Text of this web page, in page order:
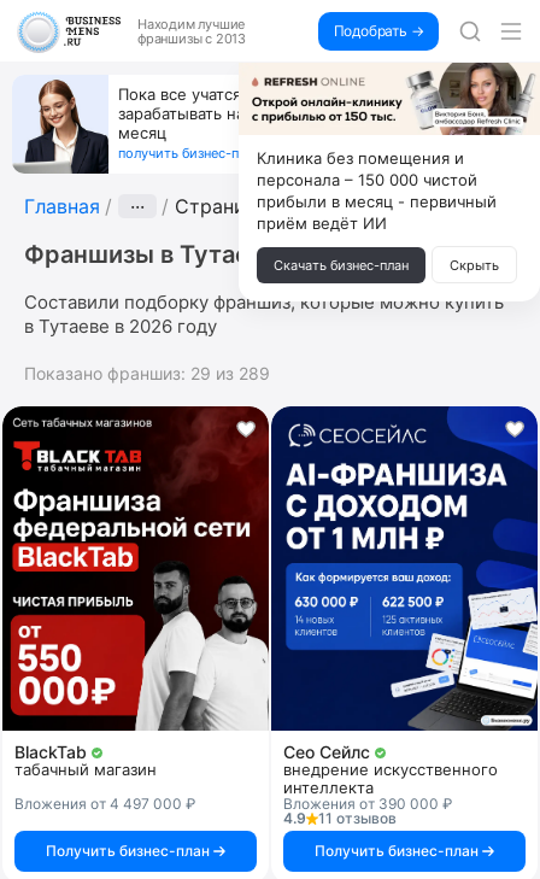
Находим лучшие
франшизы с 2013
Подобрать →
Пока все учатся пользоваться ИИ, вы можете
зарабатывать на их обучении по 500 тыс. каждый
месяц
получить бизнес-план ↓
Главная ··· Страница 2
Франшизы в Тутаеве
Составили подборку франшиз, которые можно купить
в Тутаеве в 2026 году
Показано франшиз: 29 из 289
BlackTab
табачный магазин
Вложения от 4 497 000 ₽
Получить бизнес-план
Сео Сейлс
внедрение искусственного
интеллекта
Вложения от 390 000 ₽
4.9
11 отзывов
Получить бизнес-план
Клиника без помещения и
персонала – 150 000 чистой
прибыли в месяц - первичный
приём ведёт ИИ
Скачать бизнес-план Скрыть